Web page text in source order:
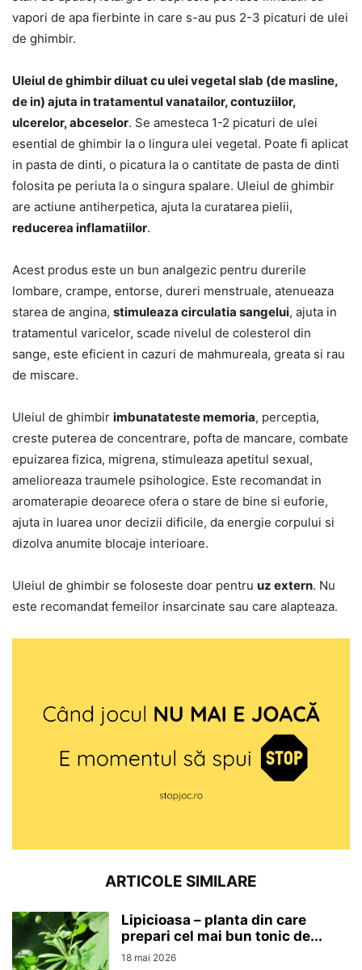
vapori de apa fierbinte in care s-au pus 2-3 picaturi de ulei
de ghimbir.
Uleiul de ghimbir diluat cu ulei vegetal slab (de masline,
de in) ajuta in tratamentul vanatailor, contuziilor,
ulcerelor, abceselor. Se amesteca 1-2 picaturi de ulei
esential de ghimbir la o lingura ulei vegetal. Poate fi aplicat
in pasta de dinti, o picatura la o cantitate de pasta de dinti
folosita pe periuta la o singura spalare. Uleiul de ghimbir
are actiune antiherpetica, ajuta la curatarea pielii,
reducerea inflamatiilor.
Acest produs este un bun analgezic pentru durerile
lombare, crampe, entorse, dureri menstruale, atenueaza
starea de angina, stimuleaza circulatia sangelui, ajuta in
tratamentul varicelor, scade nivelul de colesterol din
sange, este eficient in cazuri de mahmureala, greata si rau
de miscare.
Uleiul de ghimbir imbunatateste memoria, perceptia,
creste puterea de concentrare, pofta de mancare, combate
epuizarea fizica, migrena, stimuleaza apetitul sexual,
amelioreaza traumele psihologice. Este recomandat in
aromaterapie deoarece ofera o stare de bine si euforie,
ajuta in luarea unor decizii dificile, da energie corpului si
dizolva anumite blocaje interioare.
Uleiul de ghimbir se foloseste doar pentru uz extern. Nu
este recomandat femeilor insarcinate sau care alapteaza.
ARTICOLE SIMILARE
Lipicioasa – planta din care
prepari cel mai bun tonic de...
18 mai 2026